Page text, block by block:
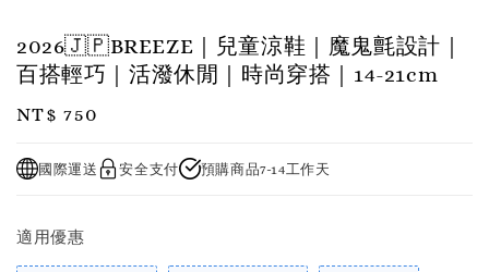
2026🇯🇵BREEZE｜兒童涼鞋｜魔鬼氈設計｜
百搭輕巧｜活潑休閒｜時尚穿搭｜14-21cm
Regular
NT$ 750
國際運送 安全支付 預購商品7-14工作天
適用優惠